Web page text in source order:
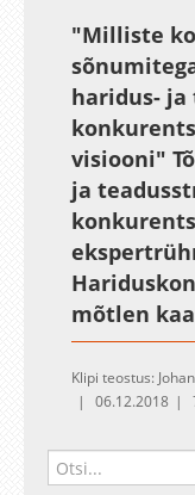
"Milliste
haridus- ja
visiooni"
ja
mõtlen
Klipi teostus:
06.12.2018